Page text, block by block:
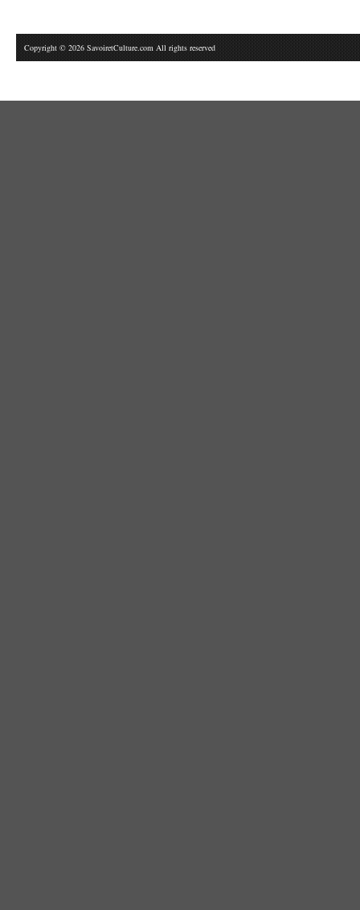
Copyright © 2026 SavoiretCulture.com All rights reserved